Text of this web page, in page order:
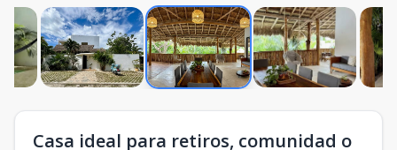
Casa ideal para retiros, comunidad o